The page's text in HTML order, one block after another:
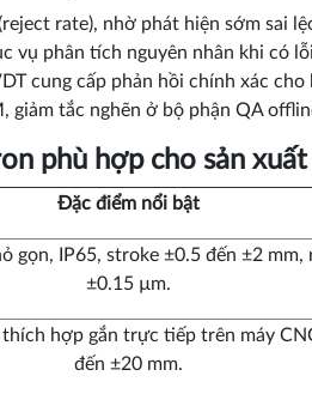
rate), nhờ phát hiện sớm sai
vụ phân tích nguyên nhân khi có
cung cấp phản hồi chính xác cho
giảm tắc nghẽn ở bộ phận QA
phù hợp cho sản
Đặc điểm nổi bật
gọn, IP65, stroke ±0.5 đến ±2
±0.15 µm.
hợp gắn trực tiếp trên máy
đến ±20 mm.